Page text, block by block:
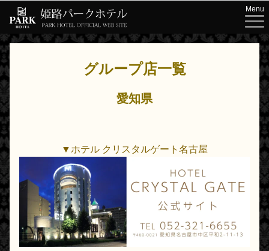
Menu
グループ店一覧
愛知県
▼ホテル クリスタルゲート名古屋